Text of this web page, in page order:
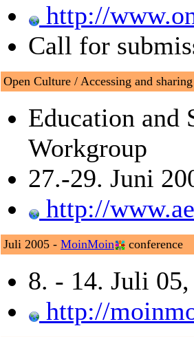
http://
Call for
Open Culture / Accessing and
Education
Workgroup
27.-29. Juni
http://
Juli 2005 - MoinMoin conference
8. - 14. Juli
http://